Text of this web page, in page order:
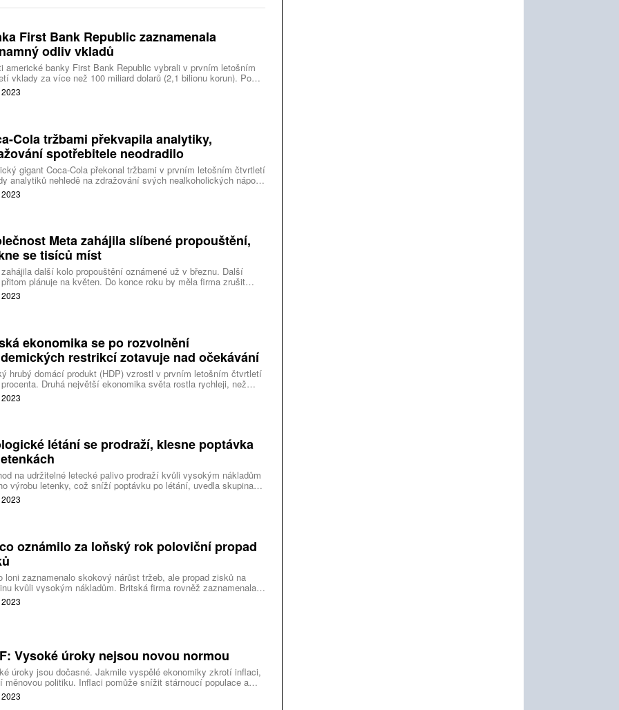
First Bank Republic zaznamenala
odliv vkladů
americké banky First Bank Republic vybrali v prvním letošním
vklady za více než 100 miliard dolarů (2,1 bilionu korun). Po
oznámení oslabily její akcie o více než 20 procent. Regionální
se dostala do problémů po krachu dvou amerických velkých
Cola tržbami překvapila analytiky,
spotřebitele neodradilo
gigant Coca-Cola překonal tržbami v prvním letošním čtvrtletí
analytiků nehledě na zdražování svých nealkoholických nápojů.
totiž kromě PepsiCo nemá v tomto odvětví téměř žádnou
díky čemuž nepociťuje takový tlak ze strany spotřebitelů.
Meta zahájila slíbené propouštění,
se tisíců míst
další kolo propouštění oznámené už v březnu. Další
plánuje na květen. Do konce roku by měla firma zrušit
10 000 pracovních míst v různých specializacích. V loňském
propustil Mark Zuckerberg 13 procent personálu.
ekonomika se po rozvolnění
restrikcí zotavuje nad očekávání
hrubý domácí produkt (HDP) vzrostl v prvním letošním čtvrtletí
Druhá největší ekonomika světa rostla rychleji, než
očekávali díky loňskému zrušení pandemických restrikcí. To
k oživení spotřeby domácností a průmyslu.
létání se prodraží, klesne poptávka
na udržitelné letecké palivo prodraží kvůli vysokým nákladům
výrobu letenky, což sníží poptávku po létání, uvedla skupina
zastupující britský letecký průmysl. Spojené království
nulových emisí v leteckém průmyslu do roku 2050.
oznámilo za loňský rok poloviční propad
loni zaznamenalo skokový nárůst tržeb, ale propad zisků na
kvůli vysokým nákladům. Britská firma rovněž zaznamenala
nákupů. Zákazníci se totiž po pandemii častěji stravovali
a ceny potravin pak rostly kvůli válce na Ukrajině.
Vysoké úroky nejsou novou normou
úroky jsou dočasné. Jakmile vyspělé ekonomiky zkrotí inflaci,
měnovou politiku. Inflaci pomůže snížit stárnoucí populace a
se produktivita. S takovým vyjádřením přišli
Mezinárodního měnového fondu (MMF).